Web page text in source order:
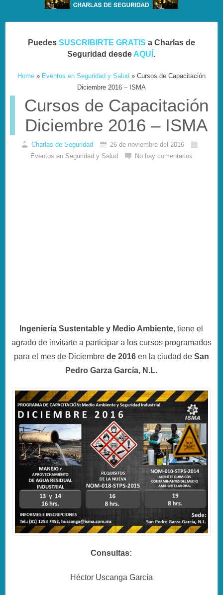
Puedes SUSCRIBIRTE GRATIS a Charlas de
Seguridad desde AQUÍ .
Home» Eventos en Seguridad y Salud » Cursos de Capacitación
Diciembre 2016 – ISMA
Cursos de Capacitación
Diciembre 2016 – ISMA
Charlas de Seguridad
26 de noviembre del 2016
Eventos en Seguridad y Salud
No hay comentarios
Ingeniería Sustentable y Medio Ambiente, tiene el
agrado de invitarte a participar a los cursos programados
para el mes de Diciembrede 2016 en la ciudad de San
Pedro Garza García, N.L.
Consultas:
Héctor Uscanga García